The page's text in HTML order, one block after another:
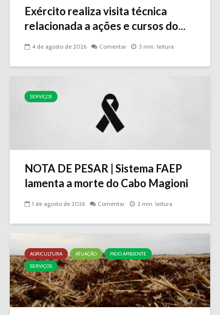
Exército realiza visita técnica
relacionada a ações e cursos do...
4 de agosto de 2026 Comentar 3 min. leitura
SERVIÇOS
NOTA DE PESAR | Sistema FAEP
lamenta a morte do Cabo Magioni
1 de agosto de 2026 Comentar 2 min. leitura
AGRICULTURA ATUAÇÃO
MEIO AMBIENTE
SERVIÇOS